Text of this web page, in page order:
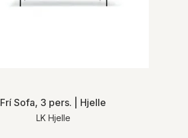
Frí Sofa, 3 pers. | Hjelle
LK Hjelle